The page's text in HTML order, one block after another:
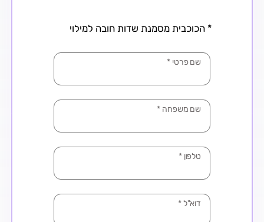
* הכוכבית מסמנת שדות חובה למילוי
שם פרטי *
שם משפחה *
טלפון*
דוא"ל*